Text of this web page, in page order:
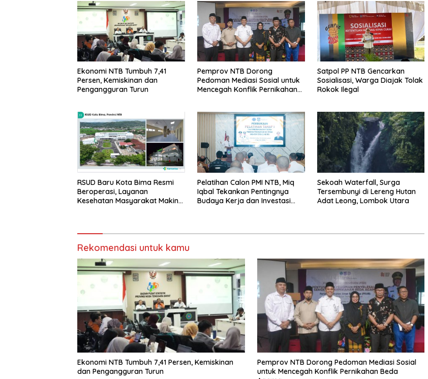
Ekonomi NTB Tumbuh 7,41
Persen, Kemiskinan dan
Pengangguran Turun
Pemprov NTB Dorong
Pedoman Mediasi Sosial untuk
Mencegah Konflik Pernikahan
Satpol PP NTB Gencarkan
Sosialisasi, Warga Diajak Tolak
Rokok Ilegal
RSUD Baru Kota Bima Resmi
Beroperasi, Layanan
Kesehatan Masyarakat Makin
Pelatihan Calon PMI NTB, Miq
Iqbal Tekankan Pentingnya
Budaya Kerja dan Investasi
Sekoah Waterfall, Surga
Tersembunyi di Lereng Hutan
Adat Leong, Lombok Utara
Rekomendasi untuk kamu
Ekonomi NTB Tumbuh 7,41 Persen, Kemiskinan
dan Pengangguran Turun
Pemprov NTB Dorong Pedoman Mediasi Sosial
untuk Mencegah Konflik Pernikahan Beda